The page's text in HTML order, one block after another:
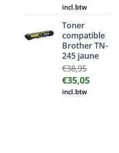
prix
était :
€38,95.€35,05.
incl.btw
Toner
compatible
Brother TN-
245 jaune
€38,95
Le
prix
€35,05Le
incl.btw